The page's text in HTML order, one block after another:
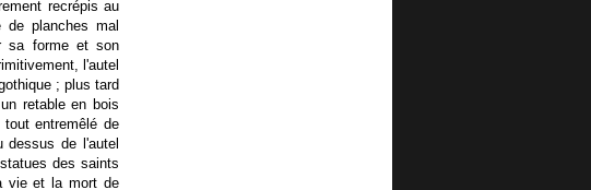
recrépis au
planches mal
sa forme et son
l'autel
; plus tard
retable en bois
entremêlé de
dessus de l'autel
des saints
vie et la mort de